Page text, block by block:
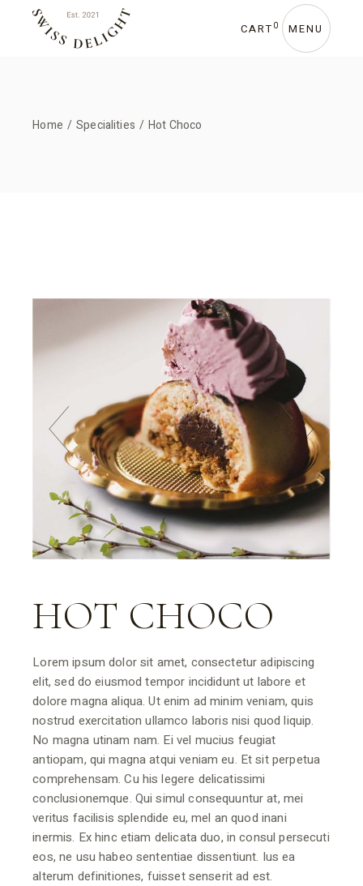
CART 0 MENU
Home Specialities Hot Choco
HOT CHOCO
Lorem ipsum dolor sit amet, consectetur adipiscing
elit, sed do eiusmod tempor incididunt ut labore et
dolore magna aliqua. Ut enim ad minim veniam, quis
nostrud exercitation ullamco laboris nisi quod liquip.
No magna utinam nam. Ei vel mucius feugiat
antiopam, qui magna atqui veniam eu. Et sit perpetua
comprehensam. Cu his legere delicatissimi
conclusionemque. Qui simul consequuntur at, mei
veritus facilisis splendide eu, mel an quod inani
inermis. Ex hinc etiam delicata duo, in consul persecuti
eos, ne usu habeo sententiae dissentiunt. Ius ea
alterum definitiones, fuisset senserit ad est.